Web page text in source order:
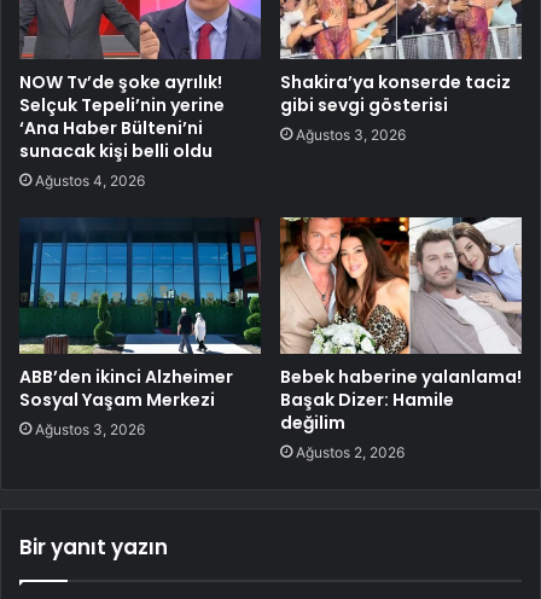
NOW Tv’de şoke ayrılık!
Selçuk Tepeli’nin yerine
‘Ana Haber Bülteni’ni
sunacak kişi belli oldu
Ağustos 4, 2026
Shakira’ya konserde taciz
gibi sevgi gösterisi
Ağustos 3, 2026
ABB’den ikinci Alzheimer
Sosyal Yaşam Merkezi
Ağustos 3, 2026
Bebek haberine yalanlama!
Başak Dizer: Hamile
değilim
Ağustos 2, 2026
Bir yanıt yazın